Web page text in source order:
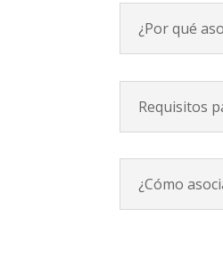
¿Por qué
Requisitos
¿Cómo